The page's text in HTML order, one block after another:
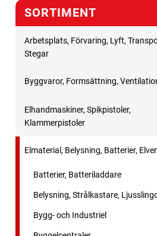
SORTIMENT
Arbetsplats, Förvaring, Lyft,
Stegar
Byggvaror, Formsättning,
Elhandmaskiner, Spikpistoler,
Klammerpistoler
Elmaterial, Belysning, Batterier,
Batterier, Batteriladdare
Belysning, Strålkastare,
Bygg- och Industriel